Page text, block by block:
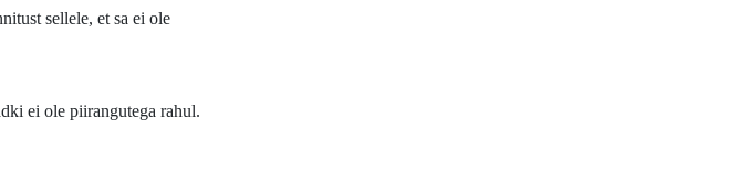
sellele, et sa ei ole
ei ole piirangutega rahul.